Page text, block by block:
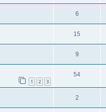
6
15
9
1 2 3
54
2